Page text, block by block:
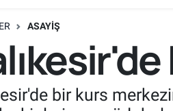
ASAYIŞ
bir kurs
Durumu ve Fikstür